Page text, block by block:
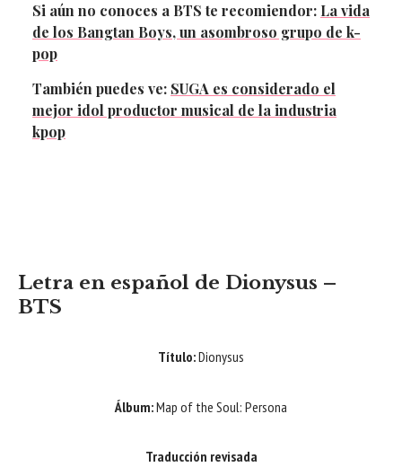
Si aún no conoces a BTSte recomiendor: La vida
de los Bangtan Boys, un asombroso grupo de k-
pop
También puedes ve: SUGA es considerado el
mejor idol productor musical de la industria
kpop
Letra en español de Dionysus –
BTS
Título:Dionysus
Álbum:Map of the Soul: Persona
Traducción revisada